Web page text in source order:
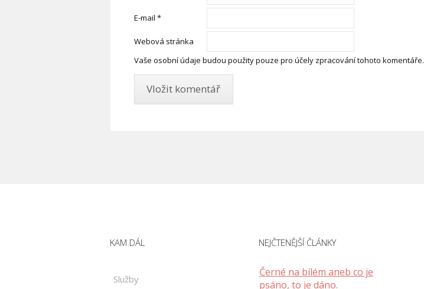
E-mail *
Webová stránka
Vaše osobní údaje budou použity pouze pro účely zpracování tohoto komentáře.
KAM DÁL
Služby
NEJČTENĚJŠÍ ČLÁNKY
Černé na bílém aneb co je
psáno, to je dáno.